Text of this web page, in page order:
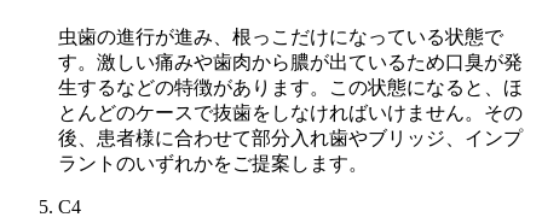
虫歯の進行が進み、根っこだけになっている状態で
す。激しい痛みや歯肉から膿が出ているため口臭が発
生するなどの特徴があります。この状態になると、ほ
とんどのケースで抜歯をしなければいけません。その
後、患者様に合わせて部分入れ歯やブリッジ、インプ
ラントのいずれかをご提案します。
C4